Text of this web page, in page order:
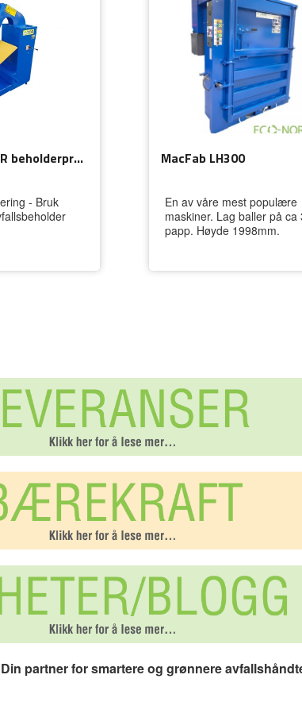
MacFab 660 LTR beholderpresse
- Bruk
MacFab LH300
En av våre mest populære
maskiner. Lag baller på ca
papp. Høyde 1998mm.
partner for smartere og grønnere